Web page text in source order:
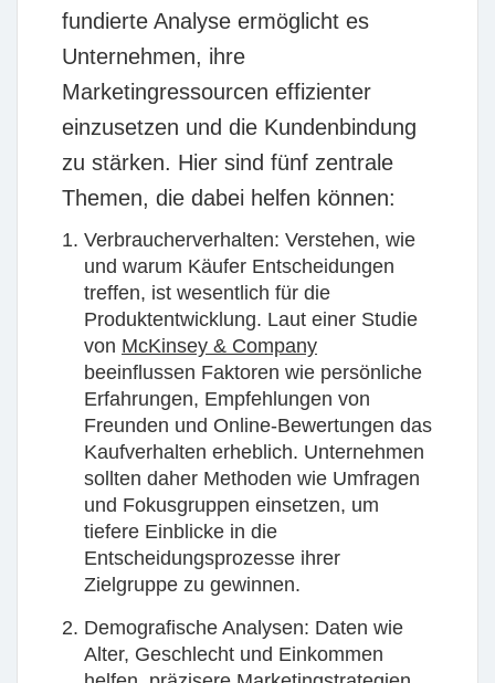
fundierte Analyse ermöglicht es
Unternehmen, ihre
Marketingressourcen effizienter
einzusetzen und die Kundenbindung
zu stärken. Hier sind fünf zentrale
Themen, die dabei helfen können:
Verbraucherverhalten: Verstehen, wie
und warum Käufer Entscheidungen
treffen, ist wesentlich für die
Produktentwicklung. Laut einer Studie
von McKinsey & Company
beeinflussen Faktoren wie persönliche
Erfahrungen, Empfehlungen von
Freunden und Online-Bewertungen das
Kaufverhalten erheblich. Unternehmen
sollten daher Methoden wie Umfragen
und Fokusgruppen einsetzen, um
tiefere Einblicke in die
Entscheidungsprozesse ihrer
Zielgruppe zu gewinnen.
Demografische Analysen: Daten wie
Alter, Geschlecht und Einkommen